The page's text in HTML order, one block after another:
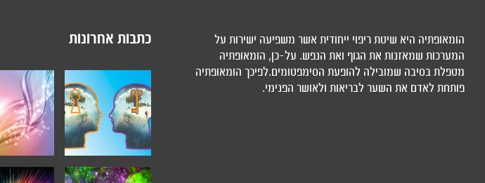
הומאופתיה היא שיטת ריפוי ייחודית אשר משפיעה ישירות על
המערכות שמאזנות את הגוף ואת הנפש. על-כן, הומאופתיה
מטפלת בסיבה שמובילה להופעת הסימפטומים.לפיכך הומאופתיה
פותחת לאדם את השער לבריאות ולאושר הפנימי.
כתבות אחרונות